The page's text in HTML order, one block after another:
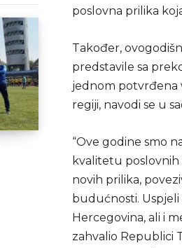
poslovna prilika
Također,
predstavile sa
jednom potvrđena
regiji, navodi se u
“Ove godine smo
kvalitetu poslovnih
novih prilika,
budućnosti.
Hercegovina, ali i
zahvalio Republici